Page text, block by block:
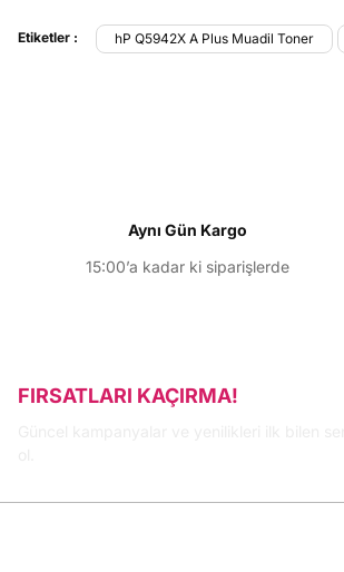
Görüş ve önerileriniz için teşekkür ederiz.
Etiketler : hP Q5942X A Plus Muadil Toner
Aynı Gün Kargo
15:00’a kadar ki siparişlerde
FIRSATLARI KAÇIRMA!